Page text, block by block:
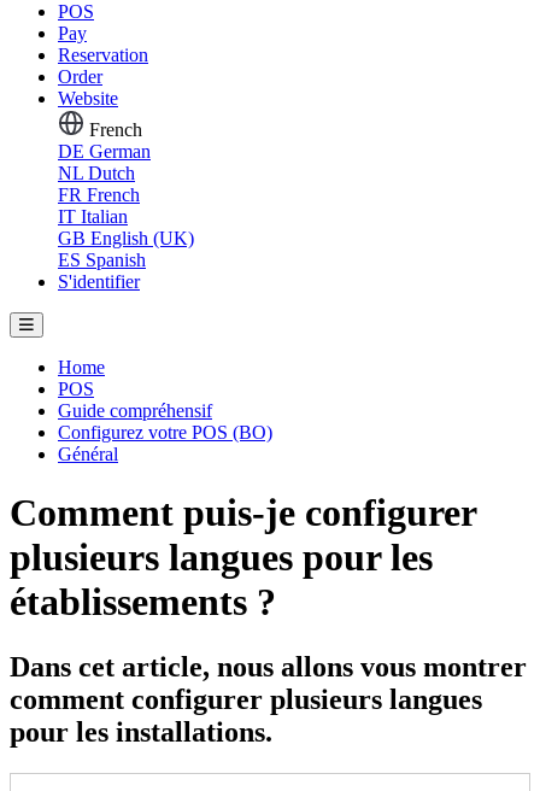
POS
Pay
Reservation
Order
Website
French
DE German
NL Dutch
FR French
IT Italian
GB English (UK)
ES Spanish
S'identifier
Home
POS
Guide compréhensif
Configurez votre POS (BO)
Général
Comment puis-je configurer
plusieurs langues pour les
établissements ?
Dans cet article, nous allons vous montrer
comment configurer plusieurs langues
pour les installations.